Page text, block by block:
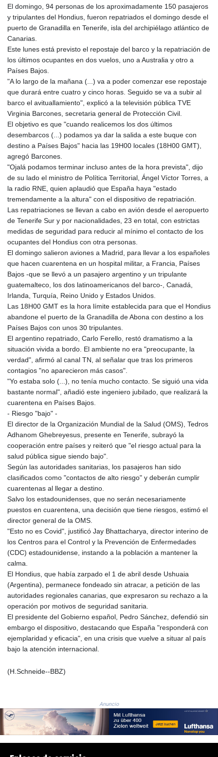
JMD 183.057725
JOD 0.819746
JPY 182.445186
KGS 101.104505
KHR
KMF 492.514185
103223.017367
LKR 386.635196
LRD 208.057415
LTL 3.413768
LYD 7.331909
MAD 10.743067
MDL 20.044751
MGA
MOP 9.314584
MRU 46.338424
MUR 54.419742
1998.775164
NAD 18.726567
NGN
NIO 42.419473
NOK 10.99759
OMR 0.442445
PEN 3.903651
PHP 70.183258
6853.914834
RON 5.244583
RSD 117.338542
RUB 94.338828
SDG 694.263698
SEK 10.961095
SGD 1.477585
El domingo, 94 personas de los aproximadamente 150 pasajeros
y tripulantes del Hondius, fueron repatriados el domingo desde el
puerto de Granadilla en Tenerife, isla del archipiélago atlántico de
Canarias.
Este lunes está previsto el repostaje del barco y la repatriación de
los últimos ocupantes en dos vuelos, uno a Australia y otro a
Países Bajos.
"A lo largo de la mañana (...) va a poder comenzar ese repostaje
que durará entre cuatro y cinco horas. Seguido se va a subir al
barco el avituallamiento", explicó a la televisión pública TVE
Virginia Barcones, secretaria general de Protección Civil.
El objetivo es que "cuando realicemos los dos últimos
desembarcos (...) podamos ya dar la salida a este buque con
destino a Países Bajos" hacia las 19H00 locales (18H00 GMT),
agregó Barcones.
"Ojalá podamos terminar incluso antes de la hora prevista", dijo
de su lado el ministro de Política Territorial, Ángel Víctor Torres, a
la radio RNE, quien aplaudió que España haya "estado
tremendamente a la altura" con el dispositivo de repatriación.
Las repatriaciones se llevan a cabo en avión desde el aeropuerto
de Tenerife Sur y por nacionalidades, 23 en total, con estrictas
medidas de seguridad para reducir al mínimo el contacto de los
ocupantes del Hondius con otra personas.
El domingo salieron aviones a Madrid, para llevar a los españoles
que hacen cuarentena en un hospital militar, a Francia, Países
Bajos -que se llevó a un pasajero argentino y un tripulante
guatemalteco, los dos latinoamericanos del barco-, Canadá,
Irlanda, Turquía, Reino Unido y Estados Unidos.
Las 18H00 GMT es la hora límite establecida para que el Hondius
abandone el puerto de la Granadilla de Abona con destino a los
Países Bajos con unos 30 tripulantes.
El argentino repatriado, Carlo Ferello, restó dramatismo a la
situación vivida a bordo. El ambiente no era "preocupante, la
verdad", afirmó al canal TN, al señalar que tras los primeros
contagios "no aparecieron más casos".
"Yo estaba solo (...), no tenía mucho contacto. Se siguió una vida
bastante normal", añadió este ingeniero jubilado, que realizará la
cuarentena en Países Bajos.
- Riesgo "bajo" -
El director de la Organización Mundial de la Salud (OMS), Tedros
Adhanom Ghebreyesus, presente en Tenerife, subrayó la
cooperación entre países y reiteró que "el riesgo actual para la
salud pública sigue siendo bajo".
Según las autoridades sanitarias, los pasajeros han sido
clasificados como "contactos de alto riesgo" y deberán cumplir
cuarentenas al llegar a destino.
Salvo los estadounidenses, que no serán necesariamente
puestos en cuarentena, una decisión que tiene riesgos, estimó el
director general de la OMS.
"Esto no es Covid", justificó Jay Bhattacharya, director interino de
los Centros para el Control y la Prevención de Enfermedades
(CDC) estadounidense, instando a la población a mantener la
calma.
El Hondius, que había zarpado el 1 de abril desde Ushuaia
(Argentina), permanece fondeado sin atracar, a petición de las
autoridades regionales canarias, que expresaron su rechazo a la
operación por motivos de seguridad sanitaria.
El presidente del Gobierno español, Pedro Sánchez, defendió sin
embargo el dispositivo, destacando que España "responderá con
ejemplaridad y eficacia", en una crisis que vuelve a situar al país
bajo la atención internacional.
(H.Schneide--BBZ)
Anuncio